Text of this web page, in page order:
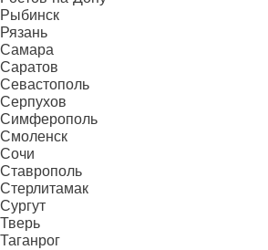
Рыбинск
Рязань
Самара
Саратов
Севастополь
Серпухов
Симферополь
Смоленск
Сочи
Ставрополь
Стерлитамак
Сургут
Тверь
Таганрог